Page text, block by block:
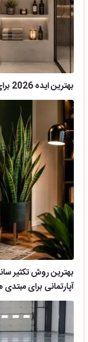
بهترین ایده 2026 برای شلف حمام؛ از مدل های ساده تا مدرن
بهترین روش تکثیر
آپارتمانی برای مبتدی